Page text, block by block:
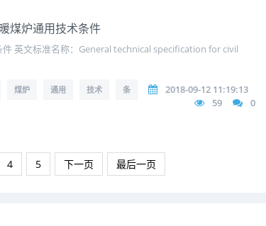
煤炉通用技术条件
英文标准名称：General technical specification for civil
煤炉 通用 技术 条
2018-09-12 11:19:13
59
0
4 5 下一页 最后一页